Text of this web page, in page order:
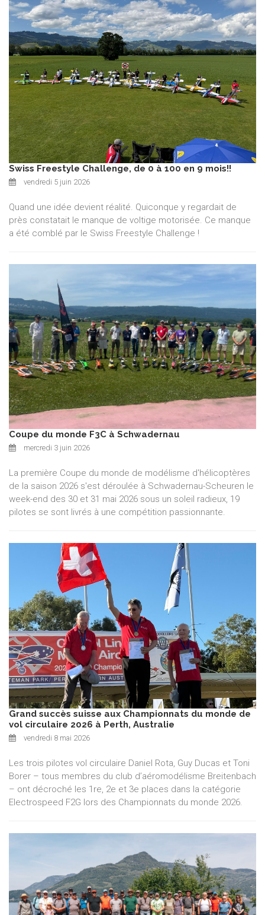
Swiss Freestyle Challenge, de 0 à 100 en 9 mois!!
vendredi 5 juin 2026
Quand une idée devient réalité. Quiconque y regardait de
près constatait le manque de voltige motorisée. Ce manque
a été comblé par le Swiss Freestyle Challenge !
Coupe du monde F3C à Schwadernau
mercredi 3 juin 2026
La première Coupe du monde de modélisme d'hélicoptères
de la saison 2026 s'est déroulée à Schwadernau-Scheuren le
week-end des 30 et 31 mai 2026 sous un soleil radieux, 19
pilotes se sont livrés à une compétition passionnante.
Grand succès suisse aux Championnats du monde de
vol circulaire 2026 à Perth, Australie
vendredi 8 mai 2026
Les trois pilotes vol circulaire Daniel Rota, Guy Ducas et Toni
Borer – tous membres du club d’aéromodélisme Breitenbach
– ont décroché les 1re, 2e et 3e places dans la catégorie
Electrospeed F2G lors des Championnats du monde 2026.